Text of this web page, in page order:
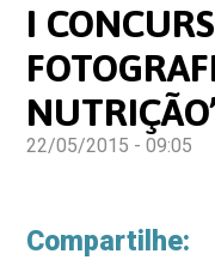
I
FOTOGRAFIA “A
22/05/2015 - 09:05
Compartilhe: